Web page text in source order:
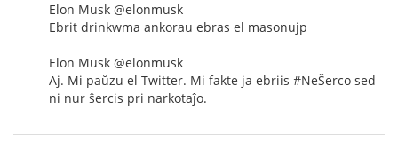
Elon Musk @elonmusk
Ebrit drinkwma ankorau ebras el masonujp
Elon Musk @elonmusk
Aj. Mi paŭzu el Twitter. Mi fakte ja ebriis #NeŜerco sed
ni nur ŝercis pri narkotaĵo.